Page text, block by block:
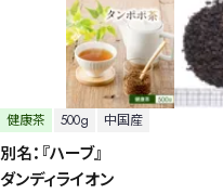
健康茶 500g 中国産
別名：『ハーブ』
ダンディライオン